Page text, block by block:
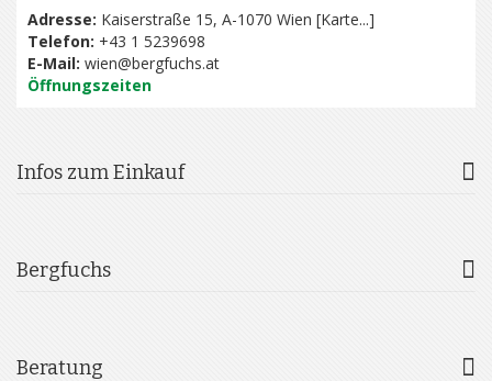
Adresse: Kaiserstraße 15, A-1070 Wien [Karte...]
Telefon: +43 1 5239698
E-Mail: wien@bergfuchs.at
Öffnungszeiten
Infos zum Einkauf
Bergfuchs
Beratung